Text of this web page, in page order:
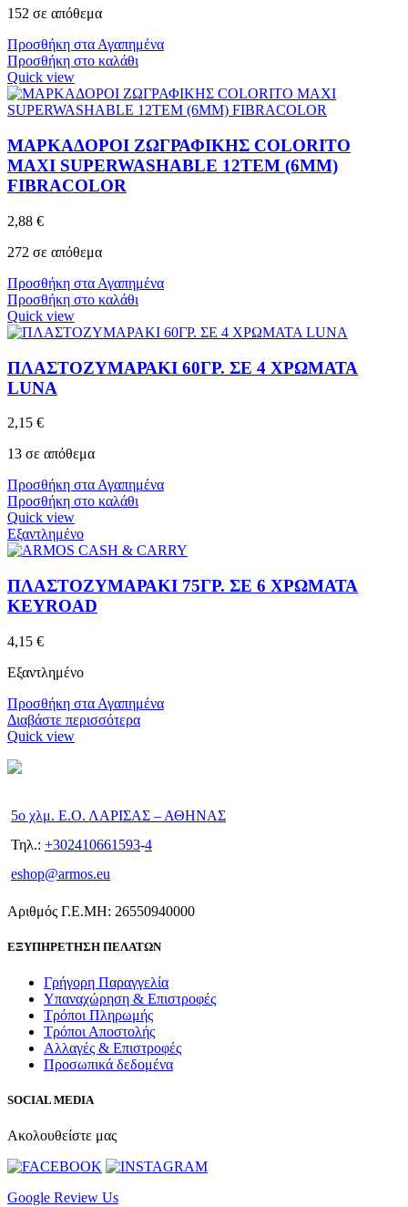
152 σε απόθεμα
Προσθήκη στα Αγαπημένα
Προσθήκη στο καλάθι
Quick view
ΜΑΡΚΑΔΟΡΟΙ ZΩΓΡΑΦΙΚΗΣ COLORITO
MAXI SUPERWASHABLE 12ΤΕΜ (6MM)
FIBRACOLOR
2,88 €
272 σε απόθεμα
Προσθήκη στα Αγαπημένα
Προσθήκη στο καλάθι
Quick view
ΠΛΑΣΤΟΖΥΜΑΡΑΚΙ 60ΓΡ. ΣΕ 4 ΧΡΩΜΑΤΑ
LUNA
2,15 €
13 σε απόθεμα
Προσθήκη στα Αγαπημένα
Προσθήκη στο καλάθι
Quick view
Εξαντλημένο
ΠΛΑΣΤΟΖΥΜΑΡΑΚΙ 75ΓΡ. ΣΕ 6 ΧΡΩΜΑΤΑ
KEYROAD
4,15 €
Εξαντλημένο
Προσθήκη στα Αγαπημένα
Διαβάστε περισσότερα
Quick view
5ο χλμ. Ε.Ο. ΛΑΡΙΣΑΣ – ΑΘΗΝΑΣ
Τηλ.: +302410661593-4
eshop@armos.eu
Αριθμός Γ.Ε.ΜΗ: 26550940000
ΕΞΥΠΗΡΕΤΗΣΗ ΠΕΛΑΤΩΝ
Γρήγορη Παραγγελία
Υπαναχώρηση & Επιστροφές
Τρόποι Πληρωμής
Τρόποι Αποστολής
Αλλαγές & Επιστροφές
Προσωπικά δεδομένα
SOCIAL MEDIA
Ακολουθείστε μας
Google Review Us